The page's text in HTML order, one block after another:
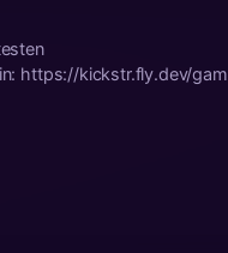
https://kickstr.fly.dev/